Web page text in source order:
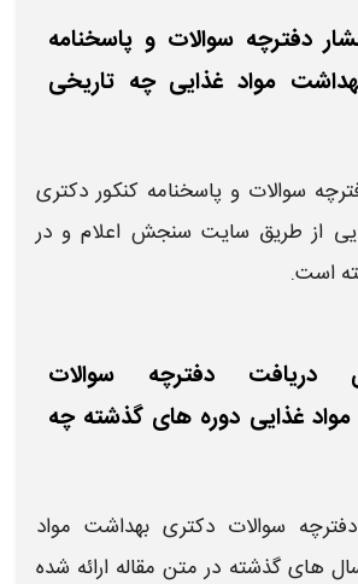
دفترچه سوالات و پاسخنامه
مواد غذایی چه تاریخی
سوالات و پاسخنامه کنکور دکتری
از طریق سایت سنجش اعلام و در
است.
دفترچه سوالات
غذایی دوره‌ های گذشته چه
سوالات دکتری بهداشت مواد
های گذشته در متن مقاله ارائه شده